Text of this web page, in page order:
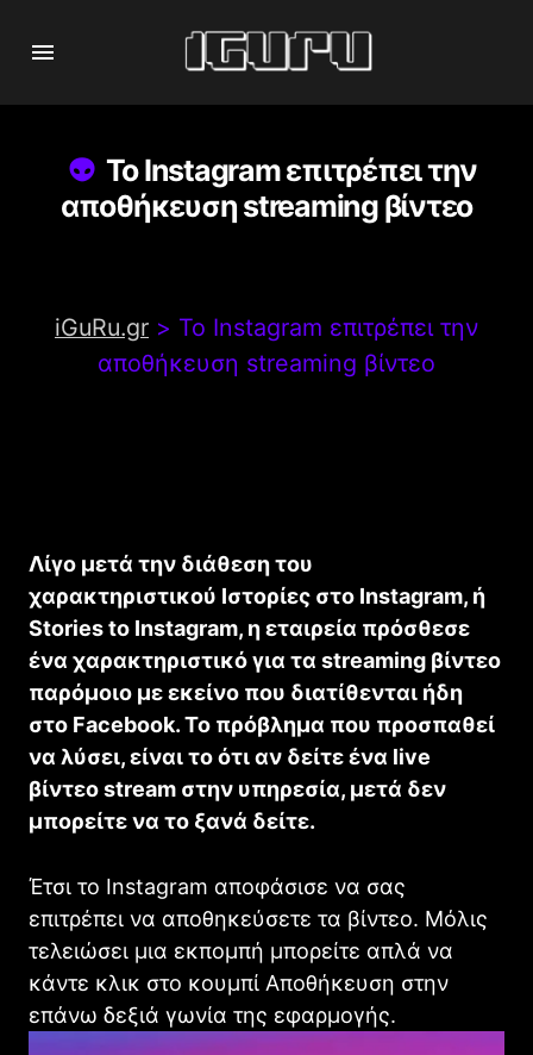
Το Instagram επιτρέπει την
αποθήκευση streaming βίντεο
iGuRu.gr > Το Instagram επιτρέπει την
αποθήκευση streaming βίντεο
Λίγο μετά την διάθεση του
χαρακτηριστικού Ιστορίες στο Ιnstagram, ή
Stories to Instagram, η εταιρεία πρόσθεσε
ένα χαρακτηριστικό για τα streaming βίντεο
παρόμοιο με εκείνο που διατίθενται ήδη
στο Facebook. Το πρόβλημα που προσπαθεί
να λύσει, είναι το ότι αν δείτε ένα live
βίντεο stream στην υπηρεσία, μετά δεν
μπορείτε να το ξανά δείτε.
Έτσι το Ιnstagram αποφάσισε να σας
επιτρέπει να αποθηκεύσετε τα βίντεο. Μόλις
τελειώσει μια εκπομπή μπορείτε απλά να
κάντε κλικ στο κουμπί Αποθήκευση στην
επάνω δεξιά γωνία της εφαρμογής.